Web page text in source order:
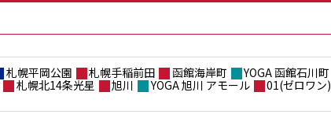
札幌平岡公園 札幌手稲前田 函館海岸町
YOGA 函館石川町
札幌北14条光星 旭川 YOGA 旭川 アモール
01(ゼロワン)